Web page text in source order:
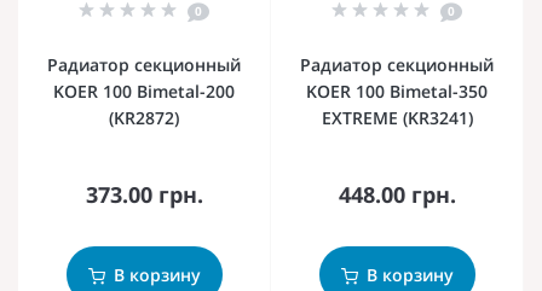
0
Радиатор секционный
KOER 100 Bimetal-200
(KR2872)
373.00 грн.
В корзину
0
Радиатор секционный
KOER 100 Bimetal-350
EXTREME (KR3241)
448.00 грн.
В корзину